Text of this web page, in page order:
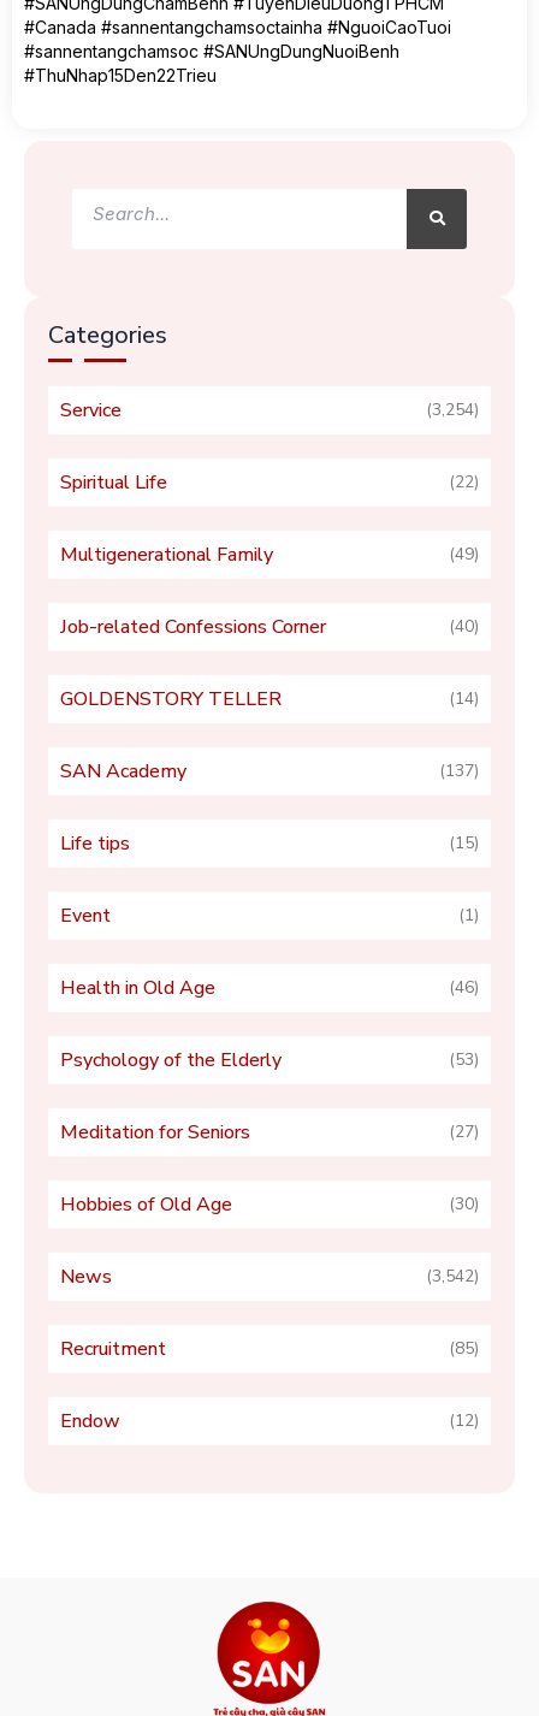
#Canada #sannentangchamsoctainha #NguoiCaoTuoi
#sannentangchamsoc #SANUngDungNuoiBenh
#ThuNhap15Den22Trieu
Search
Categories
Service (3,254)
Spiritual Life (22)
Multigenerational Family (49)
Job-related Confessions Corner (40)
GOLDENSTORY TELLER (14)
SAN Academy (137)
Life tips (15)
Event (1)
Health in Old Age (46)
Psychology of the Elderly (53)
Meditation for Seniors (27)
Hobbies of Old Age (30)
News (3,542)
Recruitment (85)
Endow (12)